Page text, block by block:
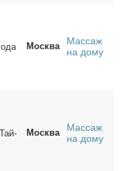
Москва
Массаж
на дому
Москва
Массаж
на дому